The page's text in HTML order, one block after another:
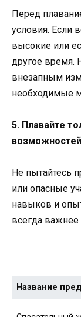
Перед
условия. Если
высокие или
другое время.
внезапным
необходимые
5. Плавайте
Не пытайтесь
или опасные
навыков и
всегда
Название